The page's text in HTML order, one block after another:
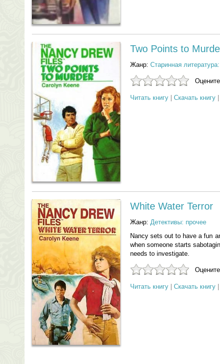
Two Points to
Жанр: Старинная
Читать книгу Скачать книгу
White Water Terror
Жанр: Детективы: прочее
Nancy sets out to have a fun
when someone starts
needs to investigate.
Читать книгу Скачать книгу